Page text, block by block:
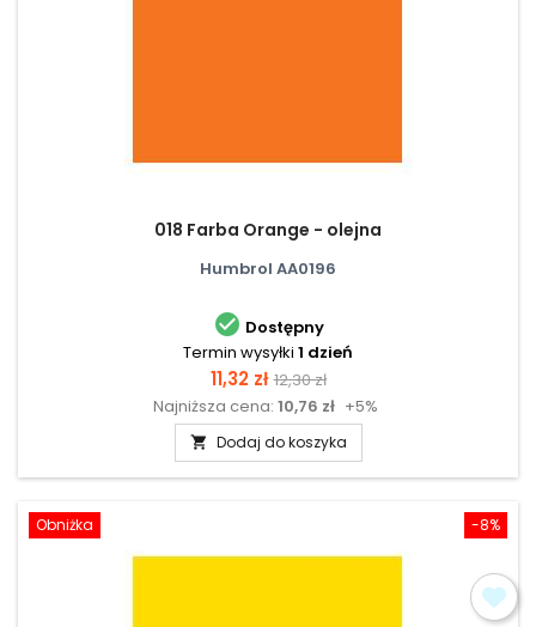
018 Farba Orange - olejna
Humbrol AA0196
 Dostępny
Termin wysyłki 1 dzień
Cena
11,32 zł Cena
podstawowa
12,30 zł
Najniższa cena: 10,76 zł +5%
 Dodaj do koszyka
-8%
Obniżka